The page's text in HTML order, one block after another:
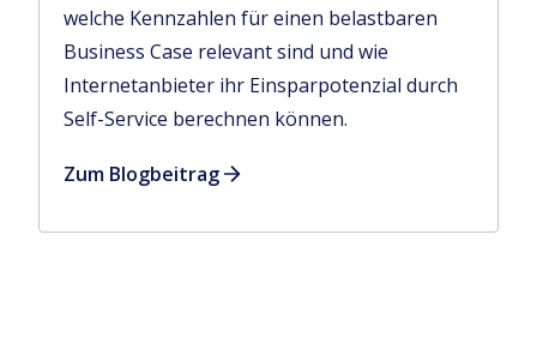
welche Kennzahlen für einen belastbaren
Business Case relevant sind und wie
Internetanbieter ihr Einsparpotenzial durch
Self-Service berechnen können.
Zum Blogbeitrag